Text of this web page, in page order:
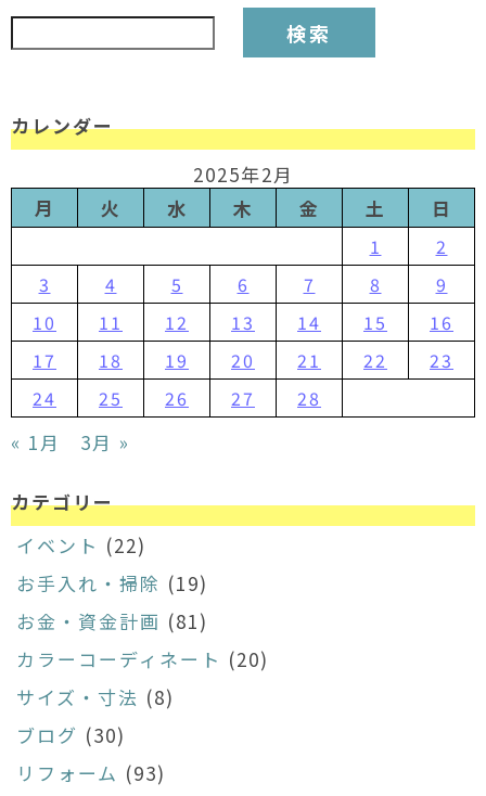
検索:
カレンダー
2025年2月
月
火 水 木 金 土 日
1
2
3
4 5 6 7 8
9
10
11 12 13 14 15
16
17
18 19 20 21 22
23
24
25 26 27 28
« 1月 3月 »
カテゴリー
イベント (22)
お手入れ・掃除 (19)
お金・資金計画 (81)
カラーコーディネート (20)
サイズ・寸法 (8)
ブログ (30)
リフォーム (93)